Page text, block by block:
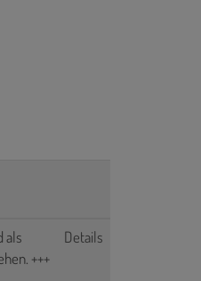
als
+++
Details